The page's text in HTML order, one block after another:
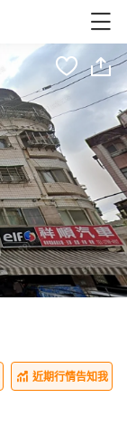
近期行情告知我